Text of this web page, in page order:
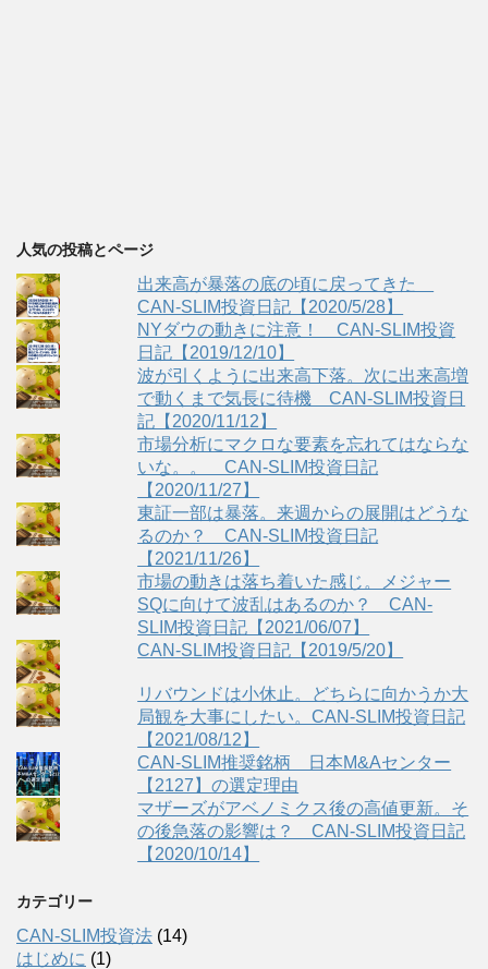
人気の投稿とページ
出来高が暴落の底の頃に戻ってきた
CAN-SLIM投資日記【2020/5/28】
NYダウの動きに注意！ CAN-SLIM投資
日記【2019/12/10】
波が引くように出来高下落。次に出来高増
で動くまで気長に待機 CAN-SLIM投資日
記【2020/11/12】
市場分析にマクロな要素を忘れてはならな
いな。。 CAN-SLIM投資日記
【2020/11/27】
東証一部は暴落。来週からの展開はどうな
るのか？ CAN-SLIM投資日記
【2021/11/26】
市場の動きは落ち着いた感じ。メジャー
SQに向けて波乱はあるのか？ CAN-
SLIM投資日記【2021/06/07】
CAN-SLIM投資日記【2019/5/20】
リバウンドは小休止。どちらに向かうか大
局観を大事にしたい。CAN-SLIM投資日記
【2021/08/12】
CAN-SLIM推奨銘柄 日本M&Aセンター
【2127】の選定理由
マザーズがアベノミクス後の高値更新。そ
の後急落の影響は？ CAN-SLIM投資日記
【2020/10/14】
カテゴリー
CAN-SLIM投資法 (14)
はじめに (1)